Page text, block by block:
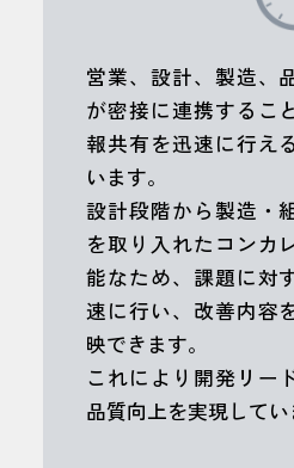
営業、設計、製造、
が密接に連携するこ
報共有を迅速に行え
います。
設計段階から製造・
を取り入れたコンカ
能なため、課題に対
速に行い、改善内容
映できます。
これにより開発リー
品質向上を実現してい